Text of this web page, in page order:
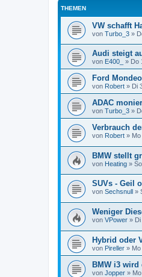
THEMEN
VW schafft
von Turbo_3 »
Audi steigt
von E400_ » Do
Ford
von Robert » Di
ADAC
von Turbo_3 »
Verbrauch
von Robert »
BMW stellt
von Heating »
SUVs - Geil
von Sechsnull »
Weniger
von VPower »
Hybrid oder
von Pireller »
BMW i3 wird
von Jopper »